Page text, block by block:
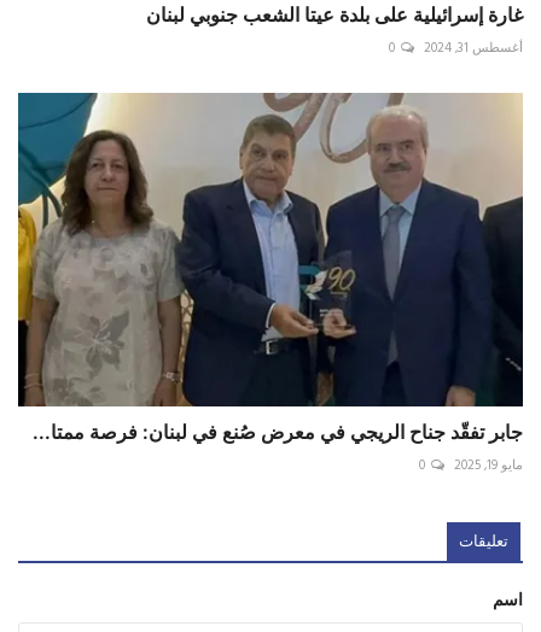
غارة إسرائيلية على بلدة عيتا الشعب جنوبي لبنان
أغسطس 31, 2024 0
جابر تفقّد جناح الريجي في معرض صُنع في لبنان: فرصة ممتا...
مايو 19, 2025 0
تعليقات
اسم